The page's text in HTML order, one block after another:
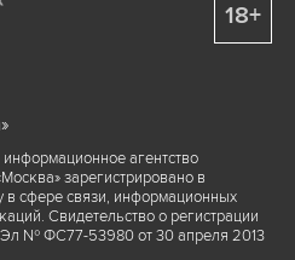
агентство
зарегистрировано в
в сфере связи, информационных
Свидетельство о регистрации
Эл № ФС77-53980 от 30 апреля 2013
18+